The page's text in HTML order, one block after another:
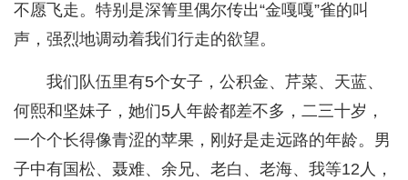
不愿飞走。特别是深箐里偶尔传出“金嘎嘎”雀的叫
声，强烈地调动着我们行走的欲望。
我们队伍里有5个女子，公积金、芹菜、天蓝、
何熙和坚妹子，她们5人年龄都差不多，二三十岁，
一个个长得像青涩的苹果，刚好是走远路的年龄。男
子中有国松、聂难、余兄、老白、老海、我等12人，